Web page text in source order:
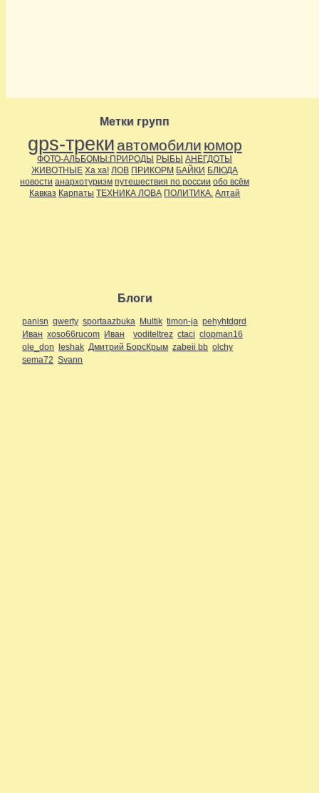
Метки групп
gps-треки автомобили юмор
ФОТО-АЛЬБОМЫ:ПРИРОДЫ РЫБЫ АНЕГДОТЫ
ЖИВОТНЫЕ Ха ха! ЛОВ ПРИКОРМ БАЙКИ БЛЮДА
новости анархотуризм путешествия по россии обо всём
Кавказ Карпаты ТЕХНИКА ЛОВА ПОЛИТИКА. Алтай
Блоги
panisn qwerty sportaazbuka Multik timon-ja pehyhtdgrd
Иван xoso66rucom Иван voditeltrez ctaci clopman16
ole_don leshak Дмитрий БорсКрым zabeii bb olchy
sema72 Svann